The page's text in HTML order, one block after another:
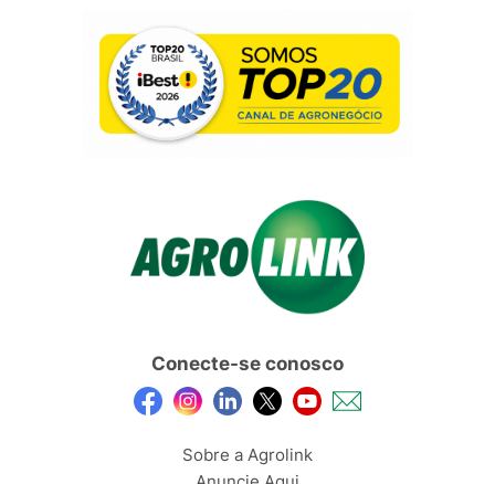
Conecte-se conosco
Sobre a Agrolink